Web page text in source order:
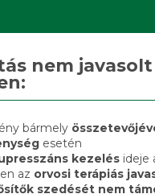
nem
bármely
esetén
kezelés ideje
az orvosi terápiás
szedését nem